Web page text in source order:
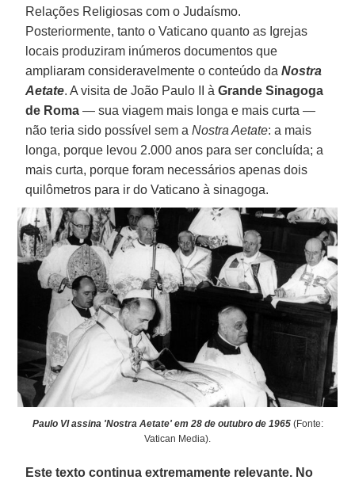
Relações Religiosas com o Judaísmo.
Posteriormente, tanto o Vaticano quanto as Igrejas
locais produziram inúmeros documentos que
ampliaram consideravelmente o conteúdo daNostra
Aetate. A visita de João Paulo II àGrande Sinagoga
de Roma — sua viagem mais longa e mais curta —
não teria sido possível sem aNostra Aetate: a mais
longa, porque levou 2.000 anos para ser concluída; a
mais curta, porque foram necessários apenas dois
quilômetros para ir do Vaticano à sinagoga.
Paulo VI assina 'Nostra Aetate' em 28 de outubro de 1965 (Fonte:
Vatican Media).
Este texto continua extremamente relevante. No